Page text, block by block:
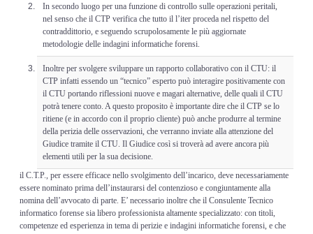
In secondo luogo per una funzione di controllo sulle operazioni peritali,
nel senso che il CTP verifica che tutto il l’iter proceda nel rispetto del
contraddittorio, e seguendo scrupolosamente le più aggiornate
metodologie delle indagini informatiche forensi.
Inoltre per svolgere sviluppare un rapporto collaborativo con il CTU: il
CTP infatti essendo un “tecnico” esperto può interagire positivamente con
il CTU portando riflessioni nuove e magari alternative, delle quali il CTU
potrà tenere conto. A questo proposito è importante dire che il CTP se lo
ritiene (e in accordo con il proprio cliente) può anche produrre al termine
della perizia delle osservazioni, che verranno inviate alla attenzione del
Giudice tramite il CTU. Il Giudice così si troverà ad avere ancora più
elementi utili per la sua decisione.
il C.T.P., per essere efficace nello svolgimento dell’incarico, deve necessariamente
essere nominato prima dell’instaurarsi del contenzioso e congiuntamente alla
nomina dell’avvocato di parte. E’ necessario inoltre che il Consulente Tecnico
informatico forense sia libero professionista altamente specializzato: con titoli,
competenze ed esperienza in tema di perizie e indagini informatiche forensi, e che